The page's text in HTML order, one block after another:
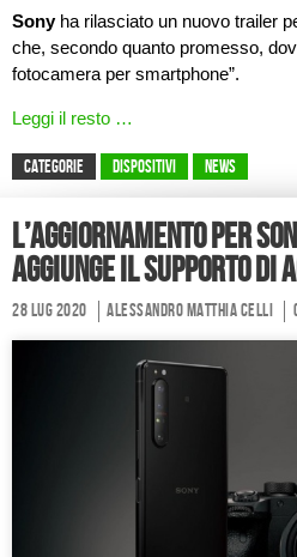
Sonyha rilasciato un nuovo trailer
che, secondo quanto promesso,
fotocamera per smartphone”.
Leggi il resto …
CATEGORIE Dispositivi News
L’aggiornamento per
aggiunge il supporto di
28 Lug 2020 Alessandro Matthia Celli